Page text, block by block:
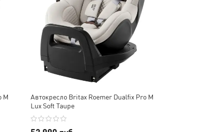
M
Автокресло Britax Roemer Dualfix Pro M
Lux Soft Taupe